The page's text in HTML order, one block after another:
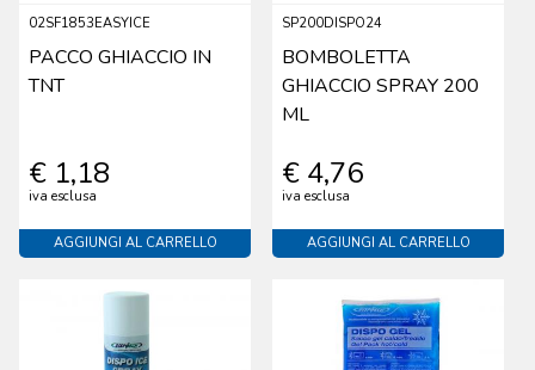
02SF1853EASYICE
PACCO GHIACCIO IN
TNT
€ 1,18
iva esclusa
AGGIUNGI AL CARRELLO
SP200DISPO24
BOMBOLETTA
GHIACCIO SPRAY 200
ML
€ 4,76
iva esclusa
AGGIUNGI AL CARRELLO